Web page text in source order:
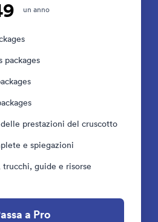
un anno
packages
prestazioni del cruscotto
e spiegazioni
guide e risorse
a Pro